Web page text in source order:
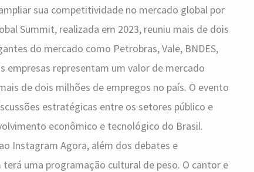
sua competitividade no mercado global por
Summit, realizada em 2023, reuniu mais de dois
do mercado como Petrobras, Vale, BNDES,
empresas representam um valor de mercado
de dois milhões de empregos no país. O evento
estratégicas entre os setores público e
econômico e tecnológico do Brasil.
Instagram Agora, além dos debates e
uma programação cultural de peso. O cantor e